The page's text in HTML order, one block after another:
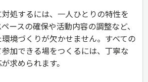
処するには、一人ひとりの特性を
ースの確保や活動内容の調整など、
境づくりが欠かせません。すべての
加できる場をつくるには、丁寧な
求められます。